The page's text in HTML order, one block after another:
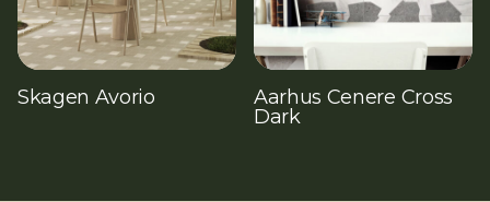
Skagen Avorio
Aarhus Cenere Cross
Dark